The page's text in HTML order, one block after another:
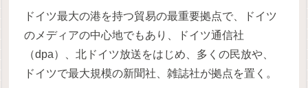
ドイツ最大の港を持つ貿易の最重要拠点で、ドイツ
のメディアの中心地でもあり、ドイツ通信社
（dpa）、北ドイツ放送をはじめ、多くの民放や、
ドイツで最大規模の新聞社、雑誌社が拠点を置く。